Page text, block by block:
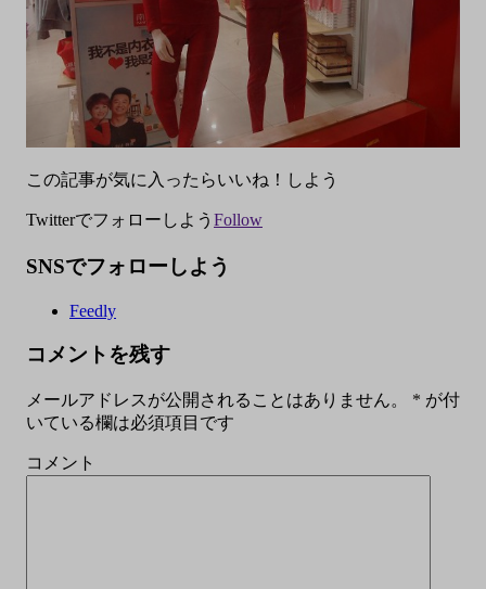
この記事が気に入ったらいいね！しよう
Twitterでフォローしよう Follow
SNSでフォローしよう
Feedly
コメントを残す
メールアドレスが公開されることはありません。 * が付
いている欄は必須項目です
コメント